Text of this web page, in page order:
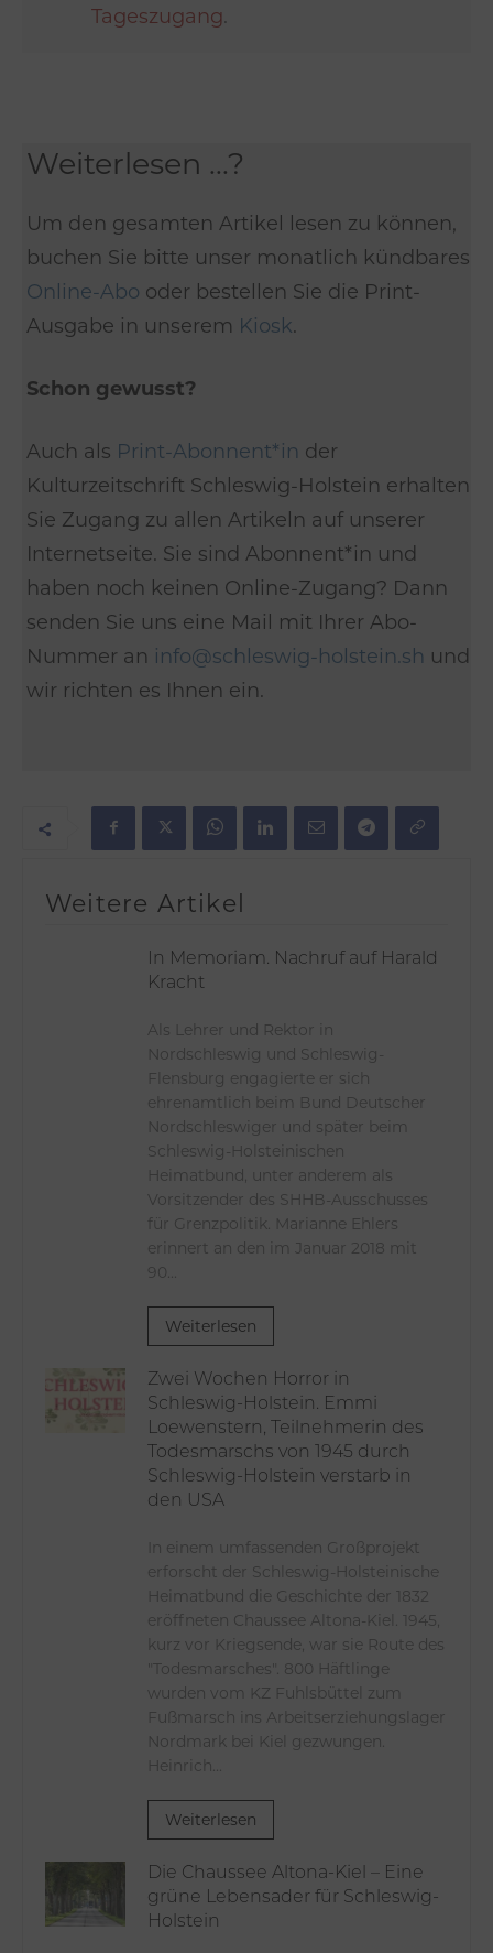
Tageszugang.
Weiterlesen ...?
Um den gesamten Artikel lesen zu können,
buchen Sie bitte unser monatlich kündbares
Online-Abo oder bestellen Sie die Print-
Ausgabe in unserem Kiosk.
Schon gewusst?
Auch als Print-Abonnent*in der
Kulturzeitschrift Schleswig-Holstein erhalten
Sie Zugang zu allen Artikeln auf unserer
Internetseite. Sie sind Abonnent*in und
haben noch keinen Online-Zugang? Dann
senden Sie uns eine Mail mit Ihrer Abo-
Nummer an info@schleswig-holstein.sh und
wir richten es Ihnen ein.
Weitere Artikel
In Memoriam. Nachruf auf Harald
Kracht
Als Lehrer und Rektor in
Nordschleswig und Schleswig-
Flensburg engagierte er sich
ehrenamtlich beim Bund Deutscher
Nordschleswiger und später beim
Schleswig-Holsteinischen
Heimatbund, unter anderem als
Vorsitzender des SHHB-Ausschusses
für Grenzpolitik. Marianne Ehlers
erinnert an den im Januar 2018 mit
90...
Weiterlesen
Zwei Wochen Horror in
Schleswig-Holstein. Emmi
Loewenstern, Teilnehmerin des
Todesmarschs von 1945 durch
Schleswig-Holstein verstarb in
den USA
In einem umfassenden Großprojekt
erforscht der Schleswig-Holsteinische
Heimatbund die Geschichte der 1832
eröffneten Chaussee Altona-Kiel. 1945,
kurz vor Kriegsende, war sie Route des
"Todesmarsches". 800 Häftlinge
wurden vom KZ Fuhlsbüttel zum
Fußmarsch ins Arbeitserziehungslager
Nordmark bei Kiel gezwungen.
Heinrich...
Weiterlesen
Die Chaussee Altona-Kiel – Eine
grüne Lebensader für Schleswig-
Holstein